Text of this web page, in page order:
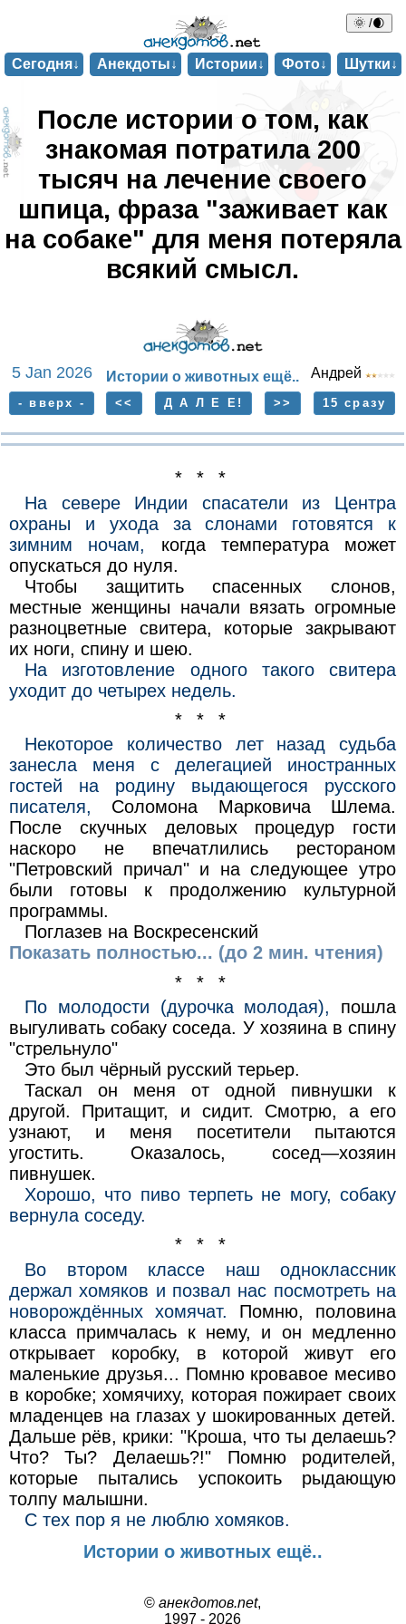
🌞 /🌒
Сегодня↓ Анекдоты↓ Истории↓ Фото↓ Шутки↓
После истории о том, как
знакомая потратила 200
тысяч на лечение своего
шпица, фраза "заживает как
на собаке" для меня потеряла
всякий смысл.
5 Jan 2026 Истории о животных ещё.. Андрей
- вверх - << Д А Л Е Е! >> 15 сразу
* * *
На севере Индии спасатели из Центра
охраны и ухода за слонами готовятся к
зимним ночам,
когда температура может
опускаться до нуля.
Чтобы защитить спасенных слонов,
местные женщины начали вязать огромные
разноцветные свитера, которые закрывают
их ноги, спину и шею.
На изготовление одного такого свитера
уходит до четырех недель.
* * *
Некоторое количество лет назад судьба
занесла меня с делегацией иностранных
гостей на родину выдающегося русского
писателя, Соломона Марковича Шлема.
После скучных деловых процедур гости
наскоро не впечатлились рестораном
"Петровский причал" и на следующее утро
были готовы к продолжению культурной
программы.
Поглазев на Воскресенский
Показать полностью... (до 2 мин. чтения)
* * *
По молодости (дурочка молодая),
пошла
выгуливать собаку соседа. У хозяина в спину
"стрельнуло"
Это был чёрный русский терьер.
Таскал он меня от одной пивнушки к
другой. Притащит, и сидит. Смотрю, а его
узнают, и меня посетители пытаются
угостить. Оказалось, сосед—хозяин
пивнушек.
Хорошо, что пиво терпеть не могу, собаку
вернула соседу.
* * *
Во втором классе наш одноклассник
держал хомяков и позвал нас посмотреть на
новорождённых хомячат. Помню, половина
класса примчалась к нему, и он медленно
открывает коробку, в которой живут его
маленькие друзья... Помню кровавое месиво
в коробке; хомячиху, которая пожирает своих
младенцев на глазах у шокированных детей.
Дальше рёв, крики: "Кроша, что ты делаешь?
Что? Ты? Делаешь?!" Помню родителей,
которые пытались успокоить рыдающую
толпу малышни.
С тех пор я не люблю хомяков.
Истории о животных ещё..
© анекдотов.net,
1997 - 2026